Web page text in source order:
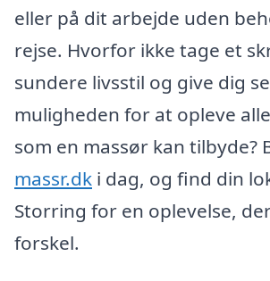
eller på dit arbejde uden
rejse. Hvorfor ikke tage et
sundere livsstil og give dig
muligheden for at opleve
som en massør kan tilbyde?
massr.dk i dag, og find din
Storring for en oplevelse,
forskel.